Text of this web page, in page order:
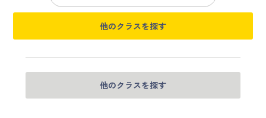
他のクラスを探す
他のクラスを探す